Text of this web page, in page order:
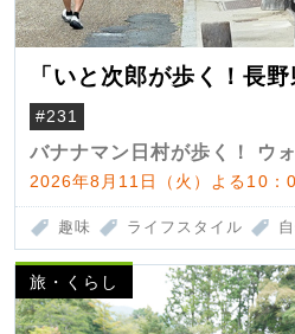
「いと次郎が歩く！長
#231
バナナマン日村が歩く！ ウ
2026年8月11日（火）よる10：
趣味 ライフスタイル
旅・くらし